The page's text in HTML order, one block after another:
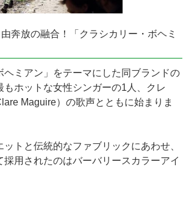
奔放の融合！「クラシカリー・ボヘミ
ヘミアン」をテーマにした同ブランドの
もホットな女性シンガーの1人、クレ
Maguire）の歌声とともに始まりま
トと伝統的なファブリックにあわせ、
採用されたのはバーバリースカラーアイ